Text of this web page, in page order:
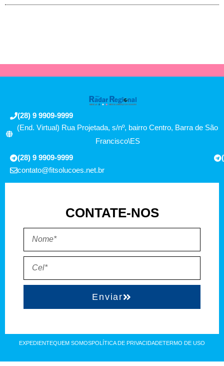
(28) 9 9909-9999
(End. Virtual) Rua Projetada, s/nº, bairro Centro, Barra de São
Francisco\ES
(28) 9 9909-9999
contato@fitsolucoes.net.br
CONTATE-NOS
Enviar
EXPEDIENTEQUEM SOMOSPOLÍTICA DE PRIVACIDADETERMO DE USO